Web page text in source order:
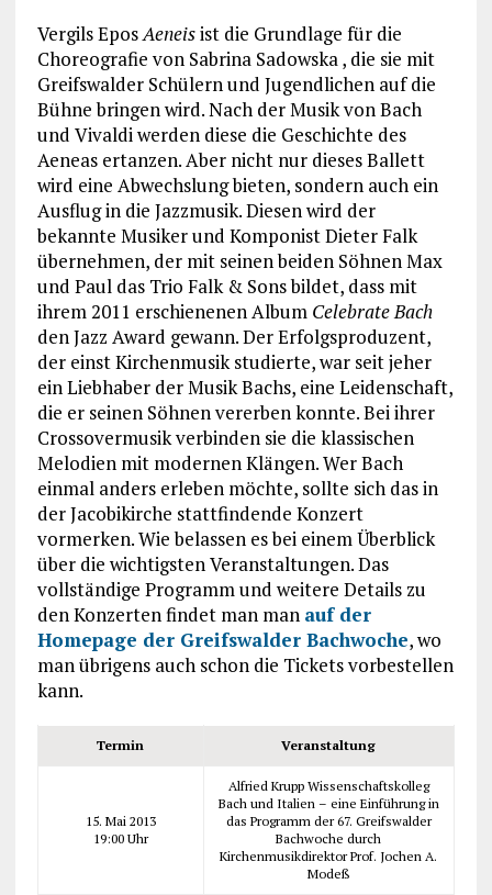
Vergils EposAeneisist die Grundlage für die
Choreografie von Sabrina Sadowska , die sie mit
Greifswalder Schülern und Jugendlichen auf die
Bühne bringen wird. Nach der Musik von Bach
und Vivaldi werden diese die Geschichte des
Aeneas ertanzen. Aber nicht nur dieses Ballett
wird eine Abwechslung bieten, sondern auch ein
Ausflug in die Jazzmusik. Diesen wird der
bekannte Musiker und Komponist Dieter Falk
übernehmen, der mit seinen beiden Söhnen Max
und Paul das Trio Falk & Sons bildet, dass mit
ihrem 2011 erschienenen Album Celebrate Bach
den Jazz Award gewann. Der Erfolgsproduzent,
der einst Kirchenmusik studierte, war seit jeher
ein Liebhaber der Musik Bachs, eine Leidenschaft,
die er seinen Söhnen vererben konnte. Bei ihrer
Crossovermusik verbinden sie die klassischen
Melodien mit modernen Klängen. Wer Bach
einmal anders erleben möchte, sollte sich das in
der Jacobikirche stattfindende Konzert
vormerken. Wie belassen es bei einem Überblick
über die wichtigsten Veranstaltungen. Das
vollständige Programm und weitere Details zu
den Konzerten findet man man auf der
Homepage der Greifswalder Bachwoche, wo
man übrigens auch schon die Tickets vorbestellen
kann.
Termin Veranstaltung
15. Mai 2013
19:00 Uhr
Alfried Krupp Wissenschaftskolleg
Bach und Italien – eine Einführung in
das Programm der 67. Greifswalder
Bachwoche durch
Kirchenmusikdirektor Prof. Jochen A.
Modeß